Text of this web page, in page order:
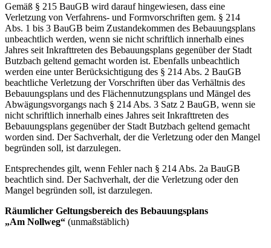
Gemäß § 215 BauGB wird darauf hingewiesen, dass eine
Verletzung von Verfahrens- und Formvorschriften gem. § 214
Abs. 1 bis 3 BauGB beim Zustandekommen des Bebauungsplans
unbeachtlich werden, wenn sie nicht schriftlich innerhalb eines
Jahres seit Inkrafttreten des Bebauungsplans gegenüber der Stadt
Butzbach geltend gemacht worden ist. Ebenfalls unbeachtlich
werden eine unter Berücksichtigung des § 214 Abs. 2 BauGB
beachtliche Verletzung der Vorschriften über das Verhältnis des
Bebauungsplans und des Flächennutzungsplans und Mängel des
Abwägungsvorgangs nach § 214 Abs. 3 Satz 2 BauGB, wenn sie
nicht schriftlich innerhalb eines Jahres seit Inkrafttreten des
Bebauungsplans gegenüber der Stadt Butzbach geltend gemacht
worden sind. Der Sachverhalt, der die Verletzung oder den Mangel
begründen soll, ist darzulegen.
Entsprechendes gilt, wenn Fehler nach § 214 Abs. 2a BauGB
beachtlich sind. Der Sachverhalt, der die Verletzung oder den
Mangel begründen soll, ist darzulegen.
Räumlicher Geltungsbereich des Bebauungsplans
„Am Nollweg“ (unmaßstäblich)